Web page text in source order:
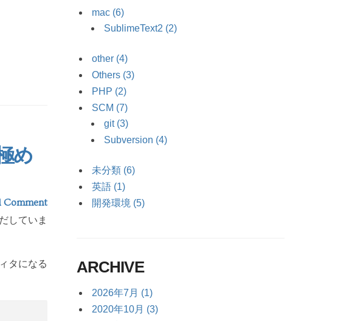
め
Comment
していま
タになる
mac (6)
SublimeText2 (2)
other (4)
Others (3)
PHP (2)
SCM (7)
git (3)
Subversion (4)
未分類 (6)
英語 (1)
開発環境 (5)
ARCHIVE
2026年7月 (1)
2020年10月 (3)